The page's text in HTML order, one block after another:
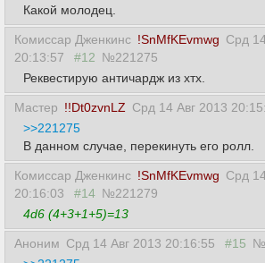
Какой молодец.
Комиссар Дженкинс !SnMfKEvmwg Срд
20:13:57
#12 №221275
Реквестирую античардж из хтх.
Мастер !!Dt0zvnLZ Срд 14 Авг 2013
>>221275
В данном случае, перекинуть его ролл.
Комиссар Дженкинс !SnMfKEvmwg Срд
20:16:03
#14 №221279
4d6 (4+3+1+5)=13
Аноним Срд 14 Авг 2013 20:16:55 #15